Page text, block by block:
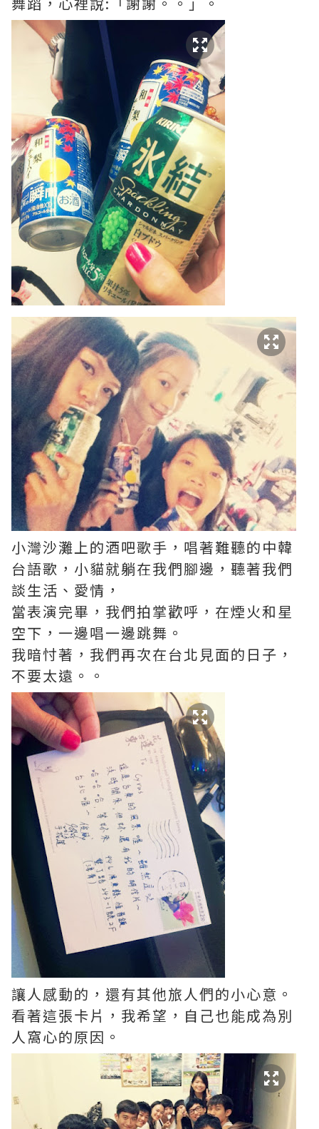
小灣沙灘上的酒吧歌手，唱著難聽的中韓
台語歌，小貓就躺在我們腳邊，聽著我們
談生活、愛情，
當表演完畢，我們拍掌歡呼，在煙火和星
空下，一邊唱一邊跳舞。
我暗忖著，我們再次在台北見面的日子，
不要太遠。。
讓人感動的，還有其他旅人們的小心意。
看著這張卡片，我希望，自己也能成為別
人窩心的原因。